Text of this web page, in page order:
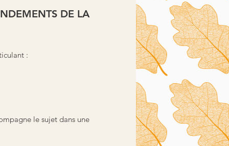
DE LA
:
le sujet dans une